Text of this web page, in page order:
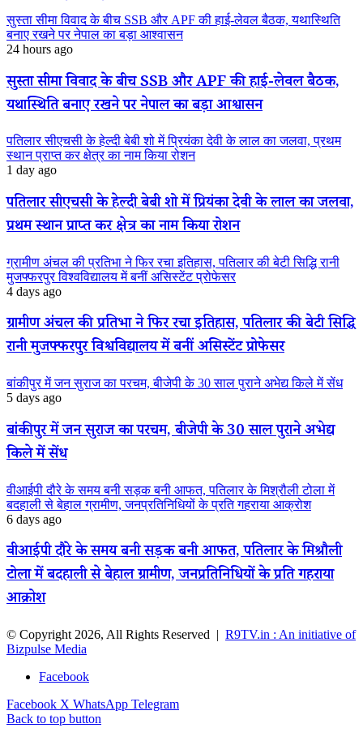
सुस्ता सीमा विवाद के बीच SSB और APF की हाई-लेवल बैठक, यथास्थिति
बनाए रखने पर नेपाल का बड़ा आश्वासन
24 hours ago
सुस्ता सीमा विवाद के बीच SSB और APF की हाई-लेवल बैठक,
यथास्थिति बनाए रखने पर नेपाल का बड़ा आश्वासन
पतिलार सीएचसी के हेल्दी बेबी शो में प्रियंका देवी के लाल का जलवा, प्रथम
स्थान प्राप्त कर क्षेत्र का नाम किया रोशन
1 day ago
पतिलार सीएचसी के हेल्दी बेबी शो में प्रियंका देवी के लाल का जलवा,
प्रथम स्थान प्राप्त कर क्षेत्र का नाम किया रोशन
ग्रामीण अंचल की प्रतिभा ने फिर रचा इतिहास, पतिलार की बेटी सिद्धि रानी
मुजफ्फरपुर विश्वविद्यालय में बनीं असिस्टेंट प्रोफेसर
4 days ago
ग्रामीण अंचल की प्रतिभा ने फिर रचा इतिहास, पतिलार की बेटी सिद्धि
रानी मुजफ्फरपुर विश्वविद्यालय में बनीं असिस्टेंट प्रोफेसर
बांकीपुर में जन सुराज का परचम, बीजेपी के 30 साल पुराने अभेद्य किले में सेंध
5 days ago
बांकीपुर में जन सुराज का परचम, बीजेपी के 30 साल पुराने अभेद्य
किले में सेंध
वीआईपी दौरे के समय बनी सड़क बनी आफत, पतिलार के मिश्रौली टोला में
बदहाली से बेहाल ग्रामीण, जनप्रतिनिधियों के प्रति गहराया आक्रोश
6 days ago
वीआईपी दौरे के समय बनी सड़क बनी आफत, पतिलार के मिश्रौली
टोला में बदहाली से बेहाल ग्रामीण, जनप्रतिनिधियों के प्रति गहराया
आक्रोश
© Copyright 2026, All Rights Reserved | R9TV.in : An initiative of
Bizpulse Media
Facebook
Facebook X WhatsApp Telegram
Back to top button